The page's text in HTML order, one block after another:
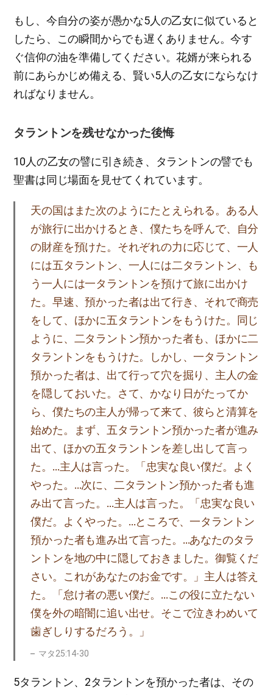
もし、今自分の姿が愚かな5人の乙女に似ていると
したら、この瞬間からでも遅くありません。今す
ぐ信仰の油を準備してください。花婿が来られる
前にあらかじめ備える、賢い5人の乙女にならなけ
ればなりません。
タラントンを残せなかった後悔
10人の乙女の譬に引き続き、タラントンの譬でも
聖書は同じ場面を見せてくれています。
天の国はまた次のようにたとえられる。ある人
が旅行に出かけるとき、僕たちを呼んで、自分
の財産を預けた。それぞれの力に応じて、一人
には五タラントン、一人には二タラントン、も
う一人には一タラントンを預けて旅に出かけ
た。早速、預かった者は出て行き、それで商売
をして、ほかに五タラントンをもうけた。同じ
ように、二タラントン預かった者も、ほかに二
タラントンをもうけた。しかし、一タラントン
預かった者は、出て行って穴を掘り、主人の金
を隠しておいた。さて、かなり日がたってか
ら、僕たちの主人が帰って来て、彼らと清算を
始めた。まず、五タラントン預かった者が進み
出て、ほかの五タラントンを差し出して言っ
た。…主人は言った。「忠実な良い僕だ。よく
やった。…次に、二タラントン預かった者も進
み出て言った。…主人は言った。「忠実な良い
僕だ。よくやった。…ところで、一タラントン
預かった者も進み出て言った。…あなたのタラ
ントンを地の中に隠しておきました。御覧くだ
さい。これがあなたのお金です。」主人は答え
た。「怠け者の悪い僕だ。…この役に立たない
僕を外の暗闇に追い出せ。そこで泣きわめいて
歯ぎしりするだろう。」
マタ25:14-30
5タラントン、2タラントンを預かった者は、その